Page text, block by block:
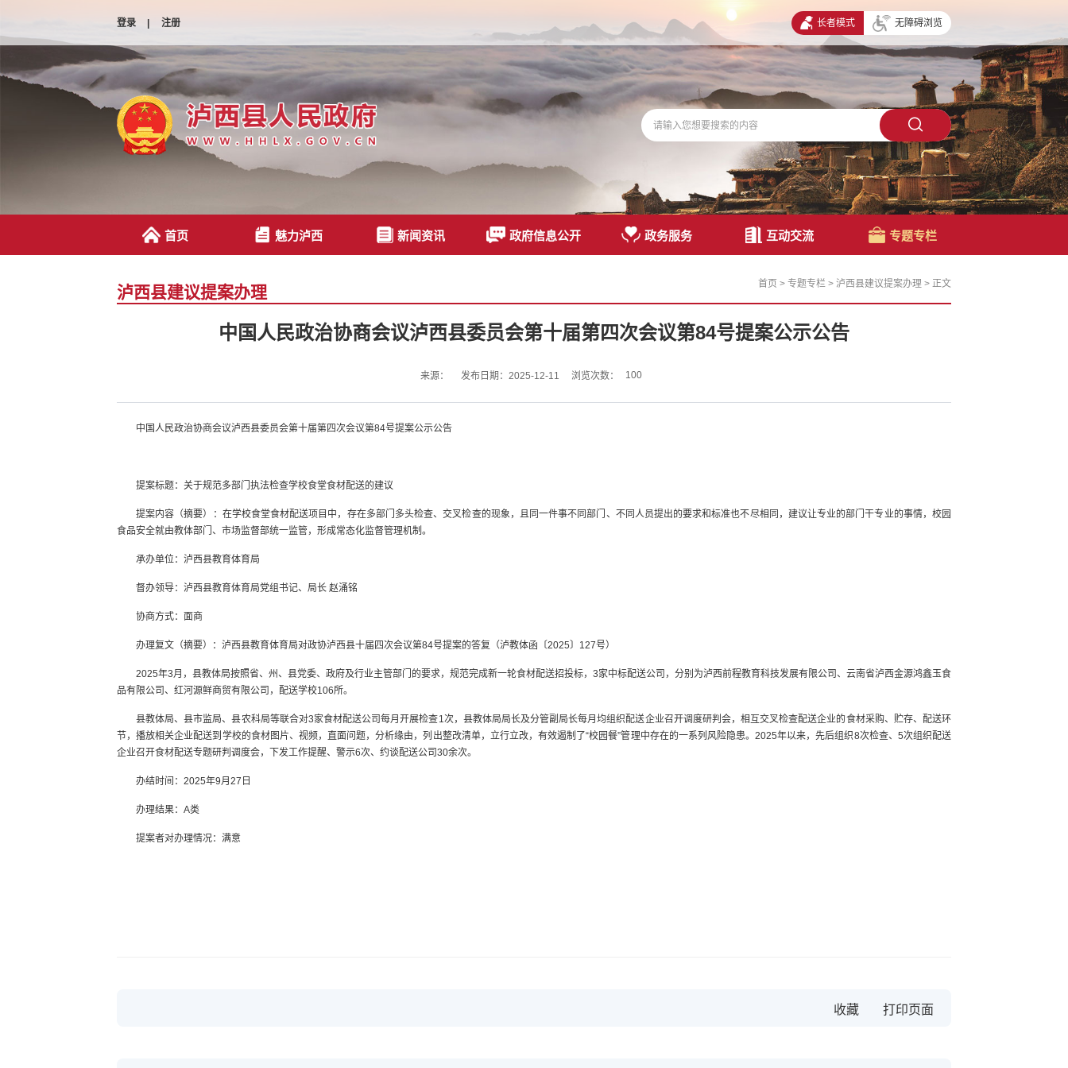
登录 | 注册 长者模式 无障碍浏览
首页 魅力泸西 新闻资讯 政府信息公开 政务服务 互动交流 专题专栏
泸西县建议提案办理 首页 > 专题专栏 > 泸西县建议提案办理 > 正文
中国人民政治协商会议泸西县委员会第十届第四次会议第84号提案公示公告
来源： 发布日期：2025-12-11 浏览次数： 100
中国人民政治协商会议泸西县委员会第十届第四次会议第84号提案公示公告
提案标题：关于规范多部门执法检查学校食堂食材配送的建议
提案内容（摘要）：在学校食堂食材配送项目中，存在多部门多头检查、交叉检查的现象，且同一件事不同部门、不同人员提出的要求和标准也不尽相同，建议让专业的部门干专业的事情，校园
食品安全就由教体部门、市场监督部统一监管，形成常态化监督管理机制。
承办单位：泸西县教育体育局
督办领导：泸西县教育体育局党组书记、局长 赵涌铭
协商方式：面商
办理复文（摘要）：泸西县教育体育局对政协泸西县十届四次会议第84号提案的答复（泸教体函〔2025〕127号）
2025年3月，县教体局按照省、州、县党委、政府及行业主管部门的要求，规范完成新一轮食材配送招投标，3家中标配送公司，分别为泸西前程教育科技发展有限公司、云南省泸西金源鸿鑫玉食
品有限公司、红河源鲜商贸有限公司，配送学校106所。
县教体局、县市监局、县农科局等联合对3家食材配送公司每月开展检查1次，县教体局局长及分管副局长每月均组织配送企业召开调度研判会，相互交叉检查配送企业的食材采购、贮存、配送环
节，播放相关企业配送到学校的食材图片、视频，直面问题，分析缘由，列出整改清单，立行立改，有效遏制了“校园餐”管理中存在的一系列风险隐患。2025年以来，先后组织8次检查、5次组织配送
企业召开食材配送专题研判调度会，下发工作提醒、警示6次、约谈配送公司30余次。
办结时间：2025年9月27日
办理结果：A类
提案者对办理情况：满意
收藏